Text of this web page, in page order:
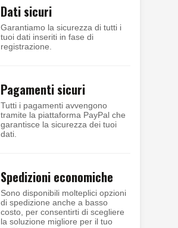
Dati sicuri
Garantiamo la sicurezza di tutti i
tuoi dati inseriti in fase di
registrazione.
Pagamenti sicuri
Tutti i pagamenti avvengono
tramite la piattaforma PayPal che
garantisce la sicurezza dei tuoi
dati.
Spedizioni economiche
Sono disponibili molteplici opzioni
di spedizione anche a basso
costo, per consentirti di scegliere
la soluzione migliore per il tuo